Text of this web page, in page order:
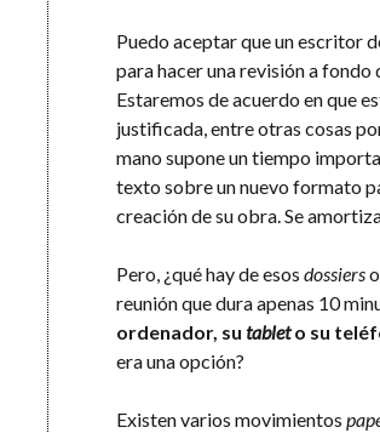
Puedo aceptar que un escritor
para hacer una revisión a
Estaremos de acuerdo en que
justificada, entre otras cosas
mano supone un tiempo
texto sobre un nuevo formato
creación de su obra. Se
Pero, ¿qué hay de esos dossierso
reunión que dura apenas 10
ordenador, su tableto su
era una opción?
Existen varios movimientos